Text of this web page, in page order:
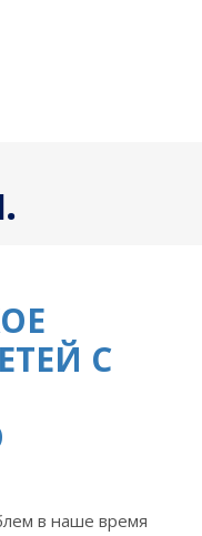
С
в наше время